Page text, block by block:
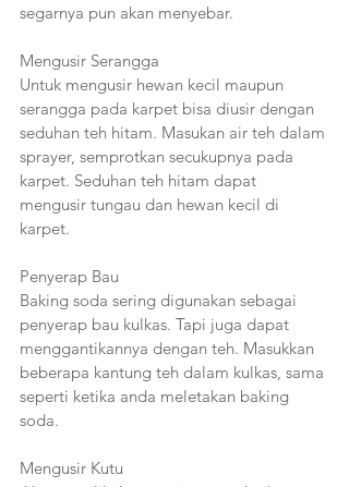
segarnya pun akan menyebar.
Mengusir Serangga
Untuk mengusir hewan kecil maupun
serangga pada karpet bisa diusir dengan
seduhan teh hitam. Masukan air teh dalam
sprayer, semprotkan secukupnya pada
karpet. Seduhan teh hitam dapat
mengusir tungau dan hewan kecil di
karpet.
Penyerap Bau
Baking soda sering digunakan sebagai
penyerap bau kulkas. Tapi juga dapat
menggantikannya dengan teh. Masukkan
beberapa kantung teh dalam kulkas, sama
seperti ketika anda meletakan baking
soda.
Mengusir Kutu